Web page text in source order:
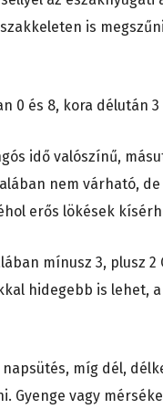
is
0 és 8, kora délután
idő valószínű,
nem várható,
erős lökések
mínusz 3, plusz 2
hidegebb is lehet,
míg dél,
Gyenge vagy